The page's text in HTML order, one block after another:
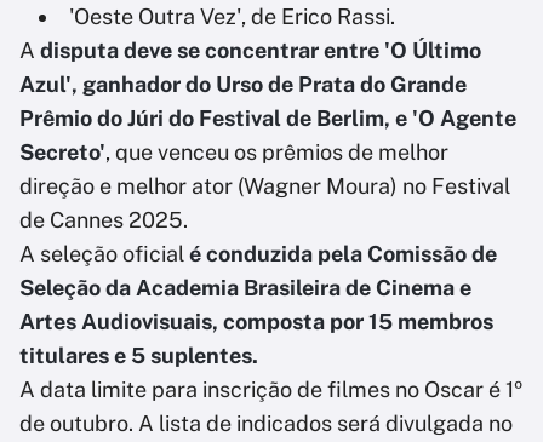
'Oeste Outra Vez', de Erico Rassi.
A disputa deve se concentrar entre 'O Último
Azul', ganhador do Urso de Prata do Grande
Prêmio do Júri do Festival de Berlim, e 'O Agente
Secreto', que venceu os prêmios de melhor
direção e melhor ator (Wagner Moura) no Festival
de Cannes 2025.
A seleção oficial é conduzida pela Comissão de
Seleção da Academia Brasileira de Cinema e
Artes Audiovisuais, composta por 15 membros
titulares e 5 suplentes.
A data limite para inscrição de filmes no Oscar é 1º
de outubro. A lista de indicados será divulgada no